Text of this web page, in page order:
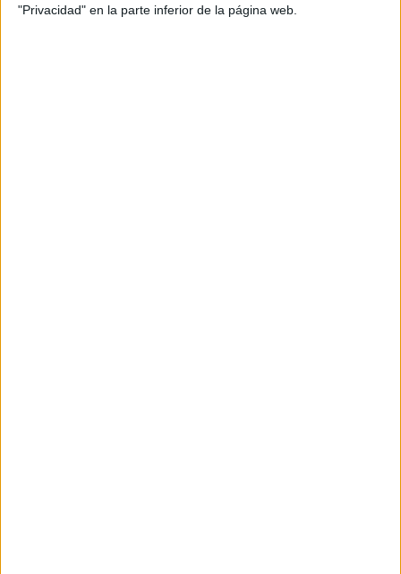
"Privacidad" en la parte inferior de la página web.